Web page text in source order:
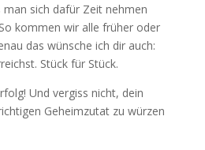
man sich dafür Zeit nehmen
kommen wir alle früher oder
das wünsche ich dir auch:
Stück für Stück.
Und vergiss nicht, dein
Geheimzutat zu würzen